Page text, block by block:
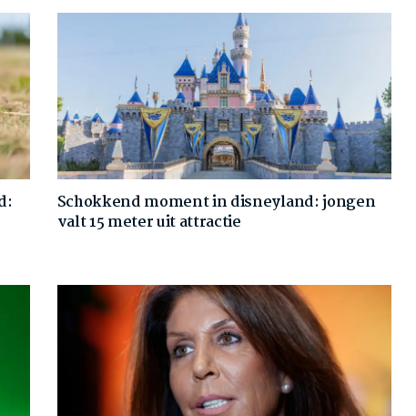
Schokkend moment in disneyland: jongen
valt 15 meter uit attractie